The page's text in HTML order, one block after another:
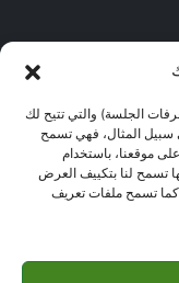
الجلسة) والتي تتيح لك
سبيل المثال، فهي تسمح
موقعنا، باستخدام
تسمح لنا بتكييف العرض
كما تسمح ملفات تعريف